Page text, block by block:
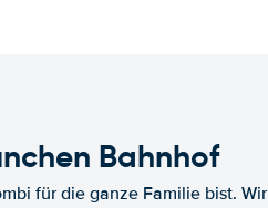
Bahnhof
für die ganze Familie bist. Wir